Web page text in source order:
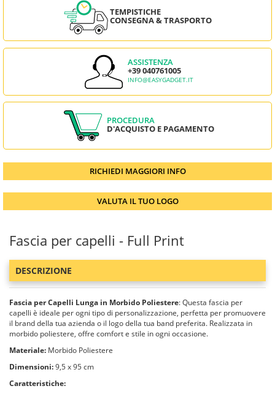
TEMPISTICHE
CONSEGNA & TRASPORTO
ASSISTENZA
+39 040761005
INFO@EASYGADGET.IT
PROCEDURA
D'ACQUISTO E PAGAMENTO
RICHIEDI MAGGIORI INFO
VALUTA IL TUO LOGO
Fascia per capelli - Full Print
DESCRIZIONE
Fascia per Capelli Lunga in Morbido Poliestere: Questa fascia per
capelli è ideale per ogni tipo di personalizzazione, perfetta per promuovere
il brand della tua azienda o il logo della tua band preferita. Realizzata in
morbido poliestere, offre comfort e stile in ogni occasione.
Materiale: Morbido Poliestere
Dimensioni:9,5 x 95 cm
Caratteristiche: